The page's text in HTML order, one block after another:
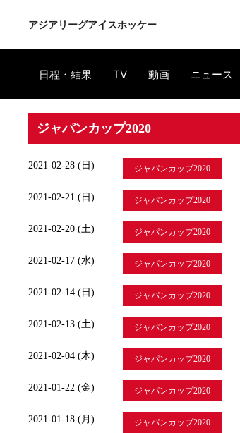
アジアリーグアイスホッケー
日程・結果 TV 動画 ニュース
ジャパンカップ2020
2021-02-28 (日) ジャパンカップ2020
2021-02-21 (日) ジャパンカップ2020
2021-02-20 (土) ジャパンカップ2020
2021-02-17 (水) ジャパンカップ2020
2021-02-14 (日) ジャパンカップ2020
2021-02-13 (土) ジャパンカップ2020
2021-02-04 (木) ジャパンカップ2020
2021-01-22 (金) ジャパンカップ2020
2021-01-18 (月) ジャパンカップ2020